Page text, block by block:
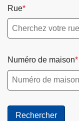
Rue
Numéro de maison